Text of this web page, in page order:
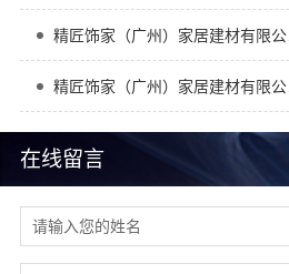
在线留言
精匠饰家（广
精匠饰家（广州